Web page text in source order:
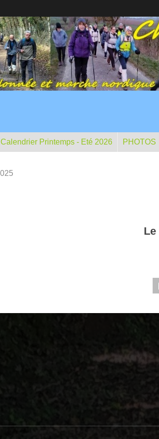
Calendrier Printemps - Eté 2026 PHOTOS
Le